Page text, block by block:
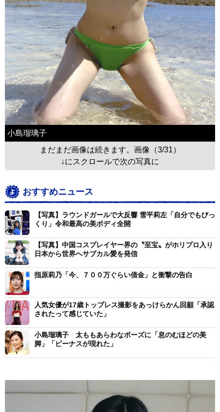
小島瑠璃子
まだまだ画像は続きます。画像（3/31）
↓にスクロールで次の写真に
おすすめニュース
【写真】ラウンドガールで大反響 雪平莉左「自分でもびっ
くり」令和最高の美ボディ全開
【写真】中国コスプレイヤー界の〝至宝〟がホリプロ入り
日本から世界へサブカル愛を発信
指原莉乃「今、７００万ぐらい借金」と衝撃の告白
人気女優が17歳トップレス撮影をあっけらかん回顧「承認
されたって感じていた」
小島瑠璃子 太ももあらわなポーズに「息のむほどの美
脚」「ビーナスが現れた」